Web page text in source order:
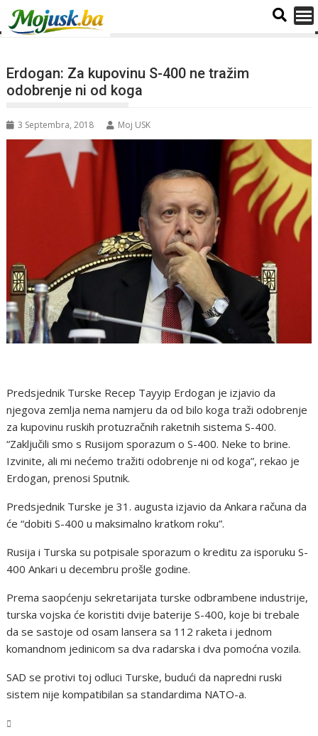
Erdogan: Za kupovinu S-400 ne tražim
odobrenje ni od koga
3 Septembra, 2018 Moj USK
Predsjednik Turske Recep Tayyip Erdogan je izjavio da
njegova zemlja nema namjeru da od bilo koga traži odobrenje
za kupovinu ruskih protuzračnih raketnih sistema S-400.
“Zaključili smo s Rusijom sporazum o S-400. Neke to brine.
Izvinite, ali mi nećemo tražiti odobrenje ni od koga”, rekao je
Erdogan, prenosi Sputnik.
Predsjednik Turske je 31. augusta izjavio da Ankara računa da
će “dobiti S-400 u maksimalno kratkom roku”.
Rusija i Turska su potpisale sporazum o kreditu za isporuku S-
400 Ankari u decembru prošle godine.
Prema saopćenju sekretarijata turske odbrambene industrije,
turska vojska će koristiti dvije baterije S-400, koje bi trebale
da se sastoje od osam lansera sa 112 raketa i jednom
komandnom jedinicom sa dva radarska i dva pomoćna vozila.
SAD se protivi toj odluci Turske, budući da napredni ruski
sistem nije kompatibilan sa standardima NATO-a.